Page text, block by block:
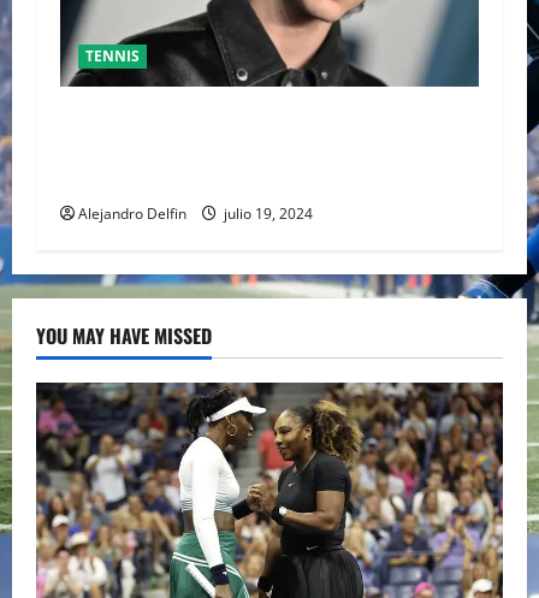
TENNIS
Alejandro Delfin julio 19, 2024
YOU MAY HAVE MISSED